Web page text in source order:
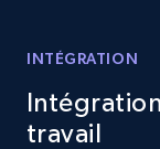
Amazon
INTÉGRATION
travail